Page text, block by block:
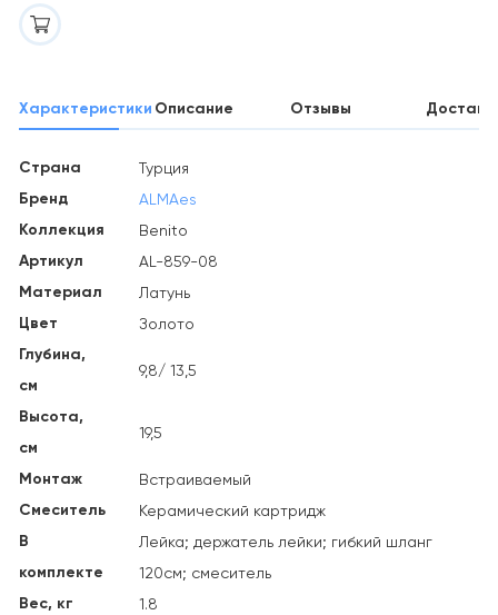
Характеристики Описание Отзывы
Страна Турция
Бренд ALMAes
Коллекция Benito
Артикул AL-859-08
Материал Латунь
Цвет Золото
Глубина,
см
9,8/ 13,5
Высота,
см
19,5
Монтаж Встраиваемый
Смеситель Керамический картридж
В
комплекте
Лейка; держатель лейки; гибкий шланг
120см; смеситель
Вес, кг 1.8